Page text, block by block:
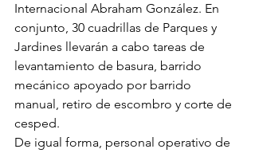
Internacional Abraham González. En
conjunto, 30 cuadrillas de Parques y
Jardines llevarán a cabo tareas de
levantamiento de basura, barrido
mecánico apoyado por barrido
manual, retiro de escombro y corte de
cesped.
De igual forma, personal operativo de